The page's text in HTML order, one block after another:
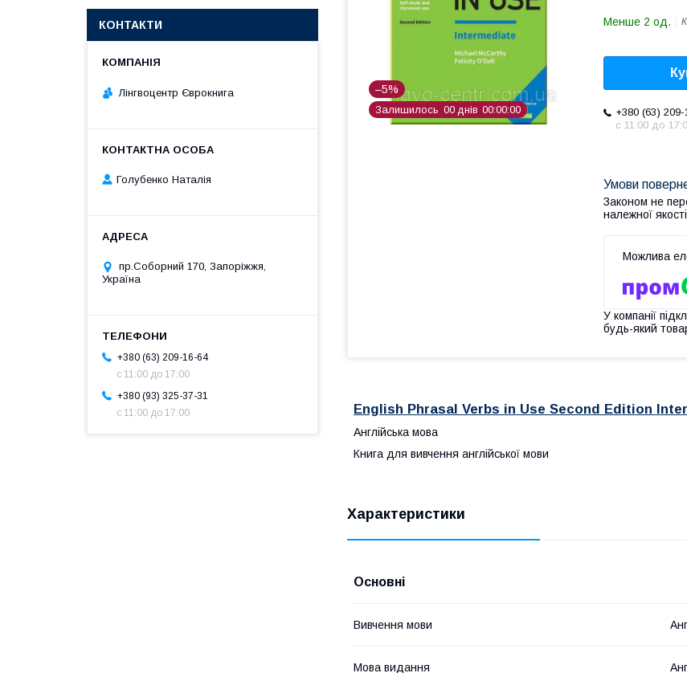
–5%
Залишилось 00 днів 00 00 00
Менше 2 од.
+380 (63) 209-
с 11:00 до
Законом не
належної якості
У компанії
будь-який
English Phrasal Verbs in Use Second Edition
Англійська мова
Книга для вивчення англійської мови
Характеристики
Основні
Вивчення мови
Мова видання
КОНТАКТИ
Лінгвоцентр Єврокнига
Голубенко Наталія
пр.Соборний 170, Запоріжжя,
Україна
+380 (63) 209-16-64
с 11:00 до 17:00
+380 (93) 325-37-31
с 11:00 до 17:00